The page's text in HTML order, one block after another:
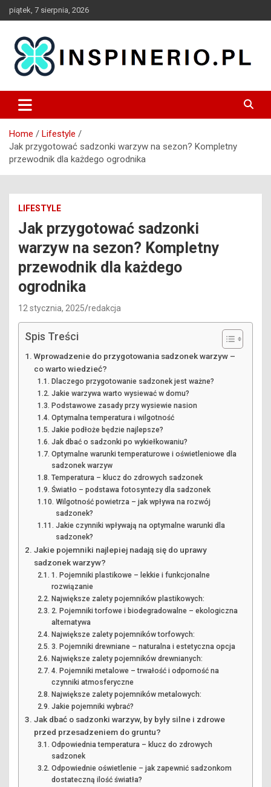
Skip
to
piątek, 7 sierpnia, 2026
Inspinerio
Home
Lifestyle
Jak przygotować sadzonki warzyw na sezon? Kompletny
przewodnik dla każdego ogrodnika
LIFESTYLE
Jak przygotować sadzonki
warzyw na sezon? Kompletny
przewodnik dla każdego
ogrodnika
12 stycznia, 2025 redakcja
Spis Treści
Wprowadzenie do przygotowania sadzonek warzyw –
co warto wiedzieć?
Dlaczego przygotowanie sadzonek jest ważne?
Jakie warzywa warto wysiewać w domu?
Podstawowe zasady przy wysiewie nasion
Optymalna temperatura i wilgotność
Jakie podłoże będzie najlepsze?
Jak dbać o sadzonki po wykiełkowaniu?
Optymalne warunki temperaturowe i oświetleniowe dla
sadzonek warzyw
Temperatura – klucz do zdrowych sadzonek
Światło – podstawa fotosyntezy dla sadzonek
Wilgotność powietrza – jak wpływa na rozwój
sadzonek?
Jakie czynniki wpływają na optymalne warunki dla
sadzonek?
Jakie pojemniki najlepiej nadają się do uprawy
sadzonek warzyw?
1. Pojemniki plastikowe – lekkie i funkcjonalne
rozwiązanie
Największe zalety pojemników plastikowych:
2. Pojemniki torfowe i biodegradowalne – ekologiczna
alternatywa
Największe zalety pojemników torfowych:
3. Pojemniki drewniane – naturalna i estetyczna opcja
Największe zalety pojemników drewnianych:
4. Pojemniki metalowe – trwałość i odporność na
czynniki atmosferyczne
Największe zalety pojemników metalowych:
Jakie pojemniki wybrać?
Jak dbać o sadzonki warzyw, by były silne i zdrowe
przed przesadzeniem do gruntu?
Odpowiednia temperatura – klucz do zdrowych
sadzonek
Odpowiednie oświetlenie – jak zapewnić sadzonkom
dostateczną ilość światła?